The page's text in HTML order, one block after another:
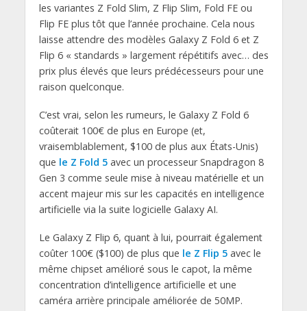
les variantes Z Fold Slim, Z Flip Slim, Fold FE ou
Flip FE plus tôt que l’année prochaine. Cela nous
laisse attendre des modèles Galaxy Z Fold 6 et Z
Flip 6 « standards » largement répétitifs avec… des
prix plus élevés que leurs prédécesseurs pour une
raison quelconque.
C’est vrai, selon les rumeurs, le Galaxy Z Fold 6
coûterait 100€ de plus en Europe (et,
vraisemblablement, $100 de plus aux États-Unis)
que le Z Fold 5avec un processeur Snapdragon 8
Gen 3 comme seule mise à niveau matérielle et un
accent majeur mis sur les capacités en intelligence
artificielle via la suite logicielle Galaxy AI.
Le Galaxy Z Flip 6, quant à lui, pourrait également
coûter 100€ ($100) de plus que le Z Flip 5avec le
même chipset amélioré sous le capot, la même
concentration d’intelligence artificielle et une
caméra arrière principale améliorée de 50MP.